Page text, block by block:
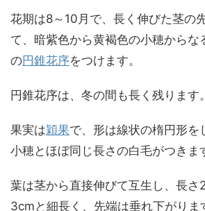
花期は8～10月で、長く伸びた茎の
て、暗紫色から黄褐色の小穂から
の円錐花序をつけます。
円錐花序は、冬の間も長く残ります。
果実は穎果で、形は線状の楕円形を
小穂とほぼ同じ長さの白毛がつきま
葉は茎から直接伸びて互生し、長
3cmと細長く、先端は垂れ下がりま